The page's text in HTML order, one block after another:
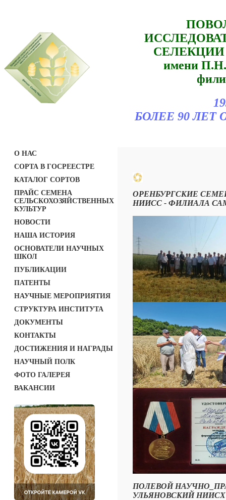
имени
БОЛЕЕ 90
О НАС
СОРТА В ГОСРЕЕСТРЕ
КАТАЛОГ СОРТОВ
ПРАЙС СЕМЕНА
СЕЛЬСКОХОЗЯЙСТВЕННЫХ
КУЛЬТУР
НОВОСТИ
НАША ИСТОРИЯ
ОСНОВАТЕЛИ НАУЧНЫХ
ШКОЛ
ПУБЛИКАЦИИ
ПАТЕНТЫ
НАУЧНЫЕ МЕРОПРИЯТИЯ
СТРУКТУРА ИНСТИТУТА
ДОКУМЕНТЫ
КОНТАКТЫ
ДОСТИЖЕНИЯ И НАГРАДЫ
НАУЧНЫЙ ПОЛК
ФОТО ГАЛЕРЕЯ
ВАКАНСИИ
ОРЕНБУРГСКИЕ
НИИСС - ФИЛИАЛА
ПОЛЕВОЙ
УЛЬЯНОВСКИЙ НИИСХ